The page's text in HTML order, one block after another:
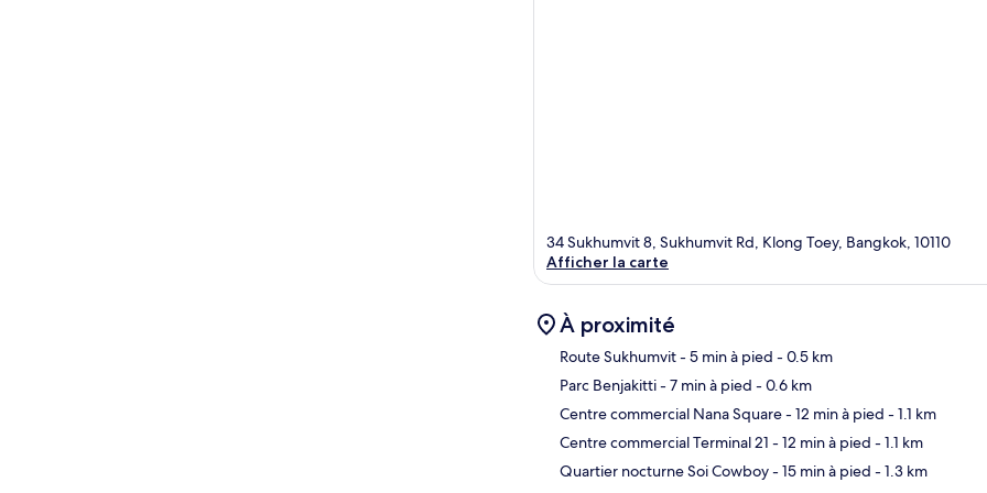
34 Sukhumvit 8, Sukhumvit Rd, Klong Toey, Bangkok, 10110
Afficher la carte
À proximité
Route Sukhumvit- 5 min à pied - 0.5 km
Parc Benjakitti- 7 min à pied - 0.6 km
Centre commercial Nana Square- 12 min à pied - 1.1 km
Centre commercial Terminal 21 - 12 min à pied - 1.1 km
Quartier nocturne Soi Cowboy- 15 min à pied - 1.3 km